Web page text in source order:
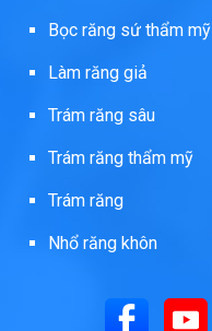
Bọc răng sứ thẩm mỹ
Làm răng giả
Trám răng sâu
Trám răng thẩm mỹ
Trám răng
Nhổ răng khôn